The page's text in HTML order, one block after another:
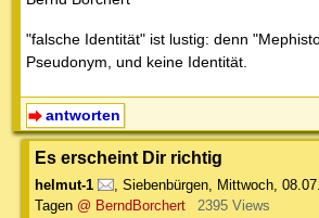
"falsche Identität" ist lustig: denn
Pseudonym, und keine Identität.
antworten
Es erscheint Dir richtig
helmut-1 , Siebenbürgen, Mittwoch,
Tagen @ BerndBorchert 2395 Views